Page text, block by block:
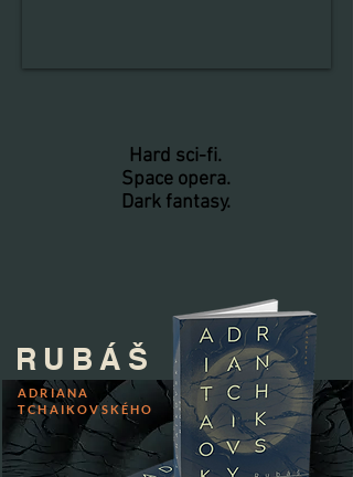
Hard sci-fi.
Space opera.
Dark fantasy.
RUBÁŠ
ADRIANA
TCHAIKOVSKÉHO